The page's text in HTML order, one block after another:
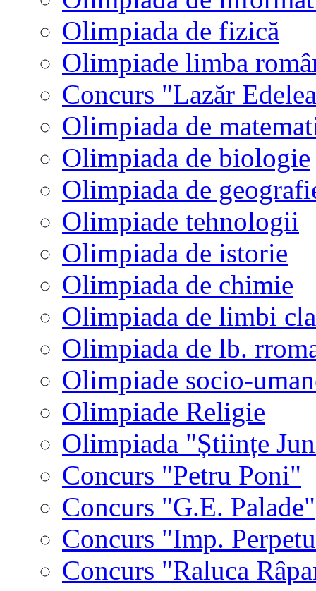
Olimpiada de fizică
Olimpiade limba
Concurs "Lazăr
Olimpiada de
Olimpiada de biologie
Olimpiada de
Olimpiade tehnologii
Olimpiada de istorie
Olimpiada de chimie
Olimpiada de limbi
Olimpiada de lb.
Olimpiade socio-
Olimpiade Religie
Olimpiada "Științe
Concurs "Petru Poni"
Concurs "G.E. Palade"
Concurs "Imp.
Concurs "Raluca